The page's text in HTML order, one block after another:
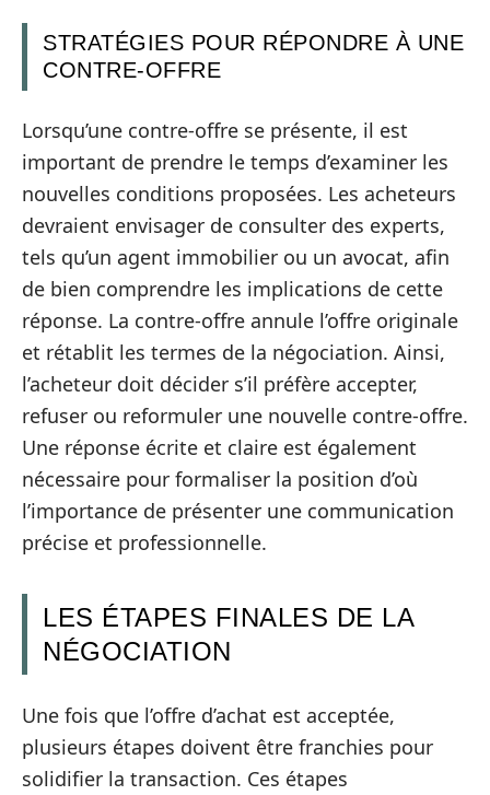
STRATÉGIES POUR RÉPONDRE À UNE
CONTRE-OFFRE
Lorsqu’une contre-offre se présente, il est
important de prendre le temps d’examiner les
nouvelles conditions proposées. Les acheteurs
devraient envisager de consulter des experts,
tels qu’un agent immobilier ou un avocat, afin
de bien comprendre les implications de cette
réponse. La contre-offre annule l’offre originale
et rétablit les termes de la négociation. Ainsi,
l’acheteur doit décider s’il préfère accepter,
refuser ou reformuler une nouvelle contre-offre.
Une réponse écrite et claire est également
nécessaire pour formaliser la position d’où
l’importance de présenter une communication
précise et professionnelle.
LES ÉTAPES FINALES DE LA
NÉGOCIATION
Une fois que l’offre d’achat est acceptée,
plusieurs étapes doivent être franchies pour
solidifier la transaction. Ces étapes